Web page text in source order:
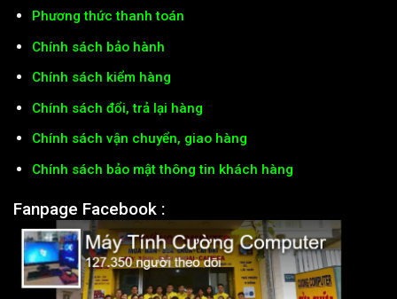
Phương thức thanh toán
Chính sách bảo hành
Chính sách kiểm hàng
Chính sách đổi, trả lại hàng
Chính sách vận chuyển, giao hàng
Chính sách bảo mật thông tin khách hàng
Fanpage Facebook :